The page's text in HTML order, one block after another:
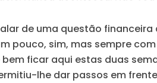
de uma questão
pouco, sim, mas sempre
bem ficar aqui estas duas
lhe dar passos em